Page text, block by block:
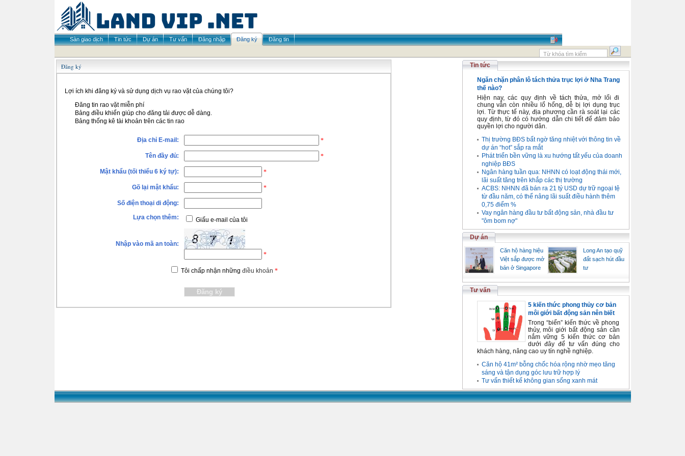
Sàn giao dịch Tin tức Dự án Tư vấn Đăng nhập Đăng ký Đăng tin
Đăng ký
Lợi ích khi đăng ký và sử dụng dịch vụ rao vặt của chúng tôi?
Đăng tin rao vặt miễn phí
Bảng điều khiển giúp cho đăng tải được dễ dàng.
Bảng thống kê tài khoản trên các tin rao
Địa chỉ E-mail: *
Tên đầy đủ: *
Mật khẩu (tối thiểu 6 ký tự): *
Gõ lại mật khẩu: *
Số điện thoại di động:
Lựa chọn thêm:
Giấu e-mail của tôi
Nhập vào mã an toàn:
*
Tôi chấp nhận những điều khoản *
Tin tức
Ngăn chặn phân lô tách thửa trục lợi ở Nha Trang
thế nào?
Hiện nay, các quy định về tách thửa, mở lối đi
chung vẫn còn nhiều lổ hổng, dễ bị lợi dụng trục
lợi. Từ thực tế này, địa phương cần rà soát lại các
quy định, từ đó có hướng dẫn chi tiết để đảm bảo
quyền lợi cho người dân.
Thị trường BĐS bất ngờ tăng nhiệt với thông tin về
dự án “hot” sắp ra mắt
Phát triển bền vững là xu hướng tất yếu của doanh
nghiệp BĐS
Ngân hàng tuần qua: NHNN có loạt động thái mới,
lãi suất tăng trên khắp các thị trường
ACBS: NHNN đã bán ra 21 tỷ USD dự trữ ngoại tệ
từ đầu năm, có thể nâng lãi suất điều hành thêm
0,75 điểm %
Vay ngân hàng đầu tư bất động sản, nhà đầu tư
"ôm bom nợ"
Dự án
Căn hộ hàng hiệu
Việt sắp được mở
bán ở Singapore
Long An tạo quỹ
đất sạch hút đầu
tư
Tư vấn
5 kiến thức phong thủy cơ bản
môi giới bất động sản nên biết
Trong “biển” kiến thức về phong
thủy, môi giới bất động sản cần
nắm vững 5 kiến thức cơ bản
dưới đây để tư vấn đúng cho
khách hàng, nâng cao uy tín nghề nghiệp.
Căn hộ 41m² bỗng chốc hóa rộng nhờ mẹo tăng
sáng và tận dụng góc lưu trữ hợp lý
Tư vấn thiết kế không gian sống xanh mát